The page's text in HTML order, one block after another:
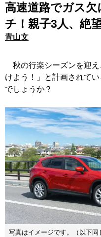
高速道路でガス
チ！親子3人、絶
青山文
秋の行楽シーズンを迎え
けよう！」と計画されて
でしょうか？
写真はイメージです。（以下同